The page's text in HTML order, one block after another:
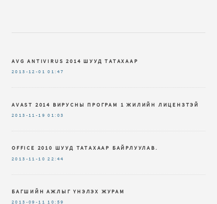
AVG ANTIVIRUS 2014 ШУУД ТАТАХААР
2013-12-01 01:47
AVAST 2014 ВИРУСНЫ ПРОГРАМ 1 ЖИЛИЙН ЛИЦЕНЗТЭЙ
2013-11-19 01:03
OFFICE 2010 ШУУД ТАТАХААР БАЙРЛУУЛАВ.
2013-11-10 22:44
БАГШИЙН АЖЛЫГ ҮНЭЛЭХ ЖУРАМ
2013-09-11 10:59